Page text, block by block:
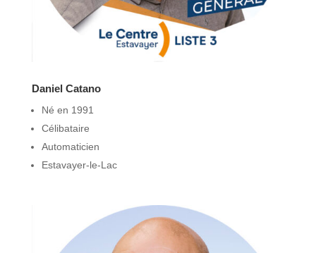
Daniel Catano
Né en 1991
Célibataire
Automaticien
Estavayer-le-Lac